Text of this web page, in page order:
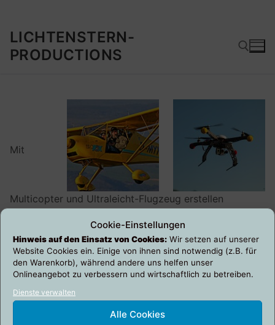
Cookie-Einstellungen
Hinweis auf den Einsatz von Cookies: Wir setzen auf unserer
Website Cookies ein. Einige von ihnen sind notwendig (z.B. für
den Warenkorb), während andere uns helfen unser
Onlineangebot zu verbessern und wirtschaftlich zu betreiben.
Dienste verwalten
Alle Cookies
Inhalt
springen
LICHTENSTERN-
PRODUCTIONS
Suchen nach:
Mit
Multicopter und Ultraleicht-Flugzeug erstellen